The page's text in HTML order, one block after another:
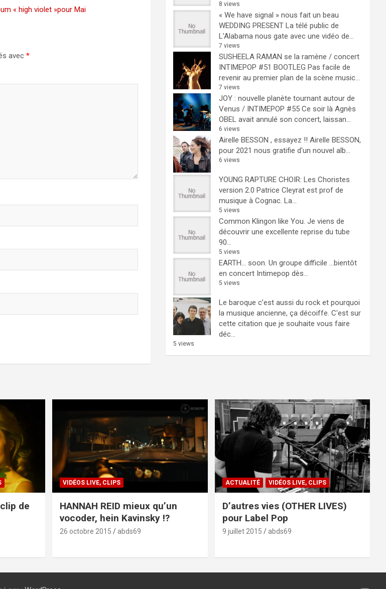
« high violet »pour Mai
avec *
8 views
« We have signal » nous fait un beau
WEDDING PRESENT La télé public de
L'Alabama nous gate avec une vidéo de...
7 views
SUSHEELA RAMAN se la ramène / concert
INTIMEPOP #51 BOOTLEG Pas facile de
revenir au premier plan de la scène music...
7 views
JOY : nouvelle planète tournant autour de
Venus / INTIMEPOP #55 Ce soir là Agnès
OBEL avait annulé son concert, laissan...
6 views
Airelle BESSON , essayez !! Airelle BESSON,
pour 2021 nous gratifie d'un nouvel alb...
6 views
YOUNG RAPTURE CHOIR: Les Choristes
version 2.0 Patrice Cleyrat est prof de
musique à Cognac. La...
5 views
Common Klingon like You. Je viens de
découvrir une excellente reprise du tube
90...
5 views
EARTH… soon. Un groupe difficile ...bientôt
en concert Intimepop dès...
5 views
Le baroque c’est aussi du rock et pourquoi
la musique ancienne, ça décoiffe. C'est sur
cette citation que je souhaite vous faire
déc...
5 views
de
VIDÉOS LIVE, CLIPS
HANNAH REID mieux qu’un
vocoder, hein Kavinsky !?
26 octobre 2015 abds69
ACTUALITÉ VIDÉOS LIVE, CLIPS
D’autres vies (OTHER LIVES)
pour Label Pop
9 juillet 2015 abds69